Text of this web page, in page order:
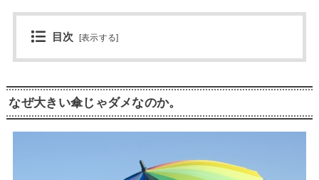
目次 [表示する]
なぜ大きい傘じゃダメなのか。